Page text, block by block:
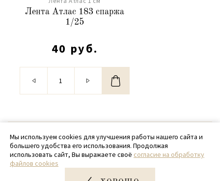
Лента Атлас 183 спаржа
1/25
40 руб.
© 2020 - 2026 SamPack
+ 7 (918) 699-97-87
zakaz@sampack.store
Мы используем cookies для улучшения работы нашего сайта и
большего удобства его использования. Продолжая
использовать сайт, Вы выражаете своё согласие на обработку
файлов cookies